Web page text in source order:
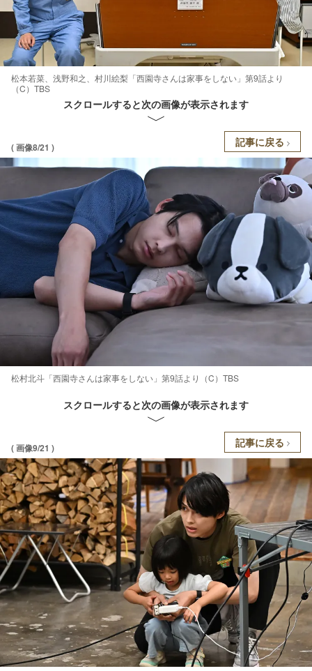
松本若菜、浅野和之、村川絵梨「西園寺さんは家事をしない」第9話より
（C）TBS
スクロールすると次の画像が表示されます
( 画像8/21 ) 記事に戻る
松村北斗「西園寺さんは家事をしない」第9話より（C）TBS
スクロールすると次の画像が表示されます
( 画像9/21 ) 記事に戻る